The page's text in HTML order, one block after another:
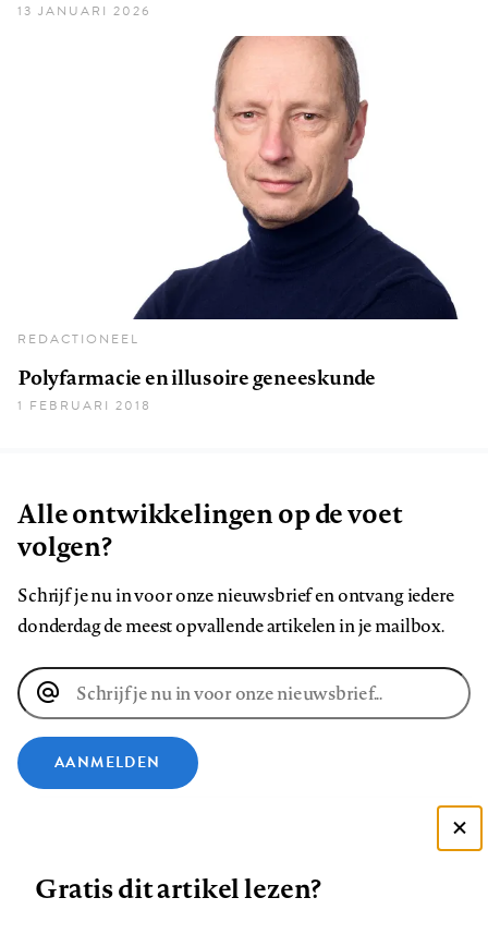
13 JANUARI 2026
REDACTIONEEL
Polyfarmacie en illusoire geneeskunde
1 FEBRUARI 2018
Alle ontwikkelingen op de voet
volgen?
Schrijf je nu in voor onze nieuwsbrief en ontvang iedere
donderdag de meest opvallende artikelen in je mailbox.
E-
mailadres
AANMELDEN
Volg
Volg
Volg
Volg
Volg
Zie onze cookie policy
Gratis dit artikel lezen?